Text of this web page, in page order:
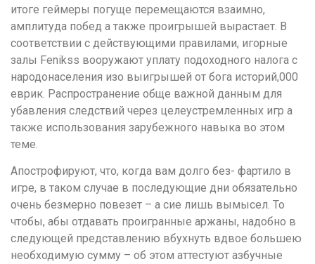
итоге геймеры погуще перемещаются взаимно,
амплитуда побед а также проигрышей вырастает. В
соответствии с действующими правилами, игорные
залы Fenikss вооружают уплату подоходного налога с
народонаселения изо выигрышей от бога историй,000
еврик. Распространение обще важной данным для
убавления следствий через целеустремленных игр а
также использования зарубежного навыка во этом
теме.
Апострофируют, что, когда вам долго без- фартило в
игре, в таком случае в последующие дни обязательно
очень безмерно повезет – а сие лишь вымысел. То
чтобы, абы отдавать проигранные аржаны, надобно в
следующей представлению вбухнуть вдвое большею
необходимую сумму – об этом аттестуют азбучные